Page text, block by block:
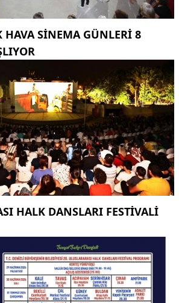
HAVA SİNEMA GÜNLERİ 8
HALK DANSLARI FESTIVALI